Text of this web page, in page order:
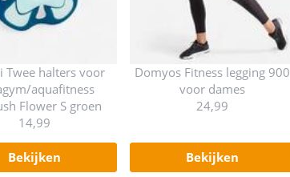
Twee halters voor
aquafitness
Flower S groen
14,99
bekijken
Domyos Fitness legging 900
voor dames
24,99
bekijken